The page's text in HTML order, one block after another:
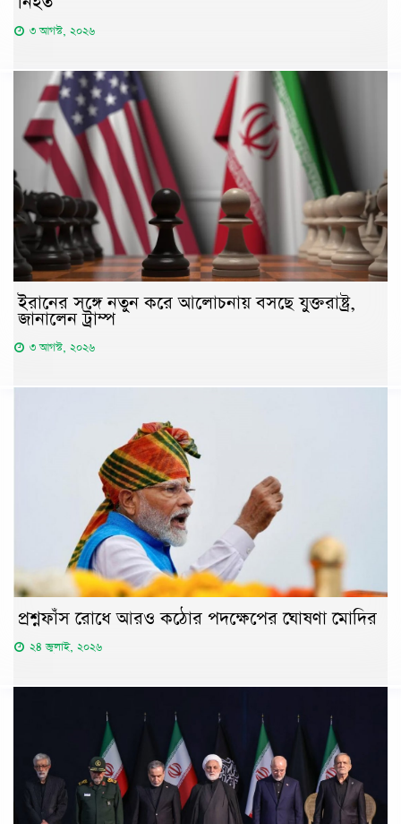
৩ আগস্ট, ২০২৬
ইরানের সঙ্গে নতুন করে আলোচনায় বসছে যুক্তরাষ্ট্র,
জানালেন ট্রাম্প
৩ আগস্ট, ২০২৬
প্রশ্নফাঁস রোধে আরও কঠোর পদক্ষেপের ঘোষণা মোদির
২৪ জুলাই, ২০২৬